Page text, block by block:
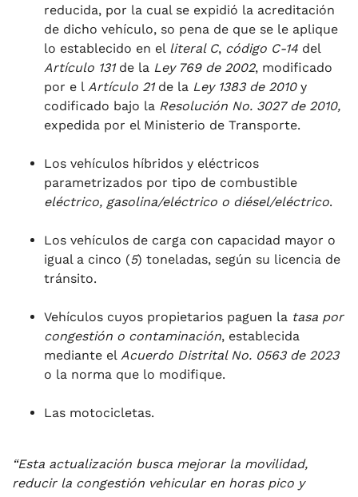
reducida, por la cual se expidió la acreditación
de dicho vehículo, so pena de que se le aplique
lo establecido en el literal C, código C-14 del
Artículo 131 de la Ley 769 de 2002, modificado
por e l Artículo 21de la Ley 1383 de 2010y
codificado bajo la Resolución No. 3027 de 2010,
expedida por el Ministerio de Transporte.
Los vehículos híbridos y eléctricos
parametrizados por tipo de combustible
eléctrico, gasolina/eléctrico o diésel/eléctrico.
Los vehículos de carga con capacidad mayor o
igual a cinco (5) toneladas, según su licencia de
tránsito.
Vehículos cuyos propietarios paguen la tasa por
congestión o contaminación, establecida
mediante el Acuerdo Distrital No. 0563 de 2023
o la norma que lo modifique.
Las motocicletas.
“Esta actualización busca mejorar la movilidad,
reducir la congestión vehicular en horas pico y